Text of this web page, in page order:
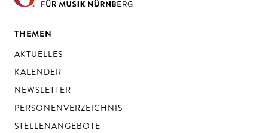
THEMEN
AKTUELLES
KALENDER
NEWSLETTER
PERSONENVERZEICHNIS
STELLENANGEBOTE